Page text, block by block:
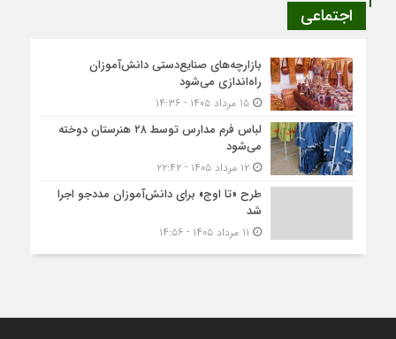
اجتماعی
بازارچه‌های صنایع‌دستی دانش‌آموزان
راه‌اندازی می‌شود
۱۵ مرداد ۱۴۰۵ - ۱۴:۳۶
لباس فرم مدارس توسط ۲۸ هنرستان‌ دوخته
می‌شود
۱۲ مرداد ۱۴۰۵ - ۲۲:۴۲
طرح «تا اوج» برای دانش‌آموزان مددجو اجرا
شد